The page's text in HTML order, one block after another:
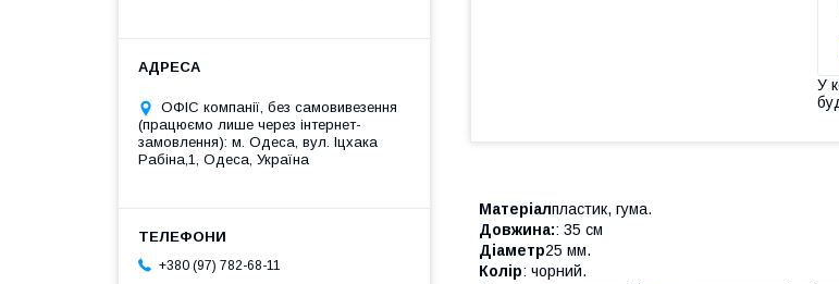
У
Матеріалпластик, гума.
Довжина:: 35 см
Діаметр25 мм.
Колір: чорний.
ОФІС компанії, без самовивезення
(працюємо лише через інтернет-
замовлення): м. Одеса, вул. Іцхака
Рабіна,1, Одеса, Україна
+380 (97) 782-68-11